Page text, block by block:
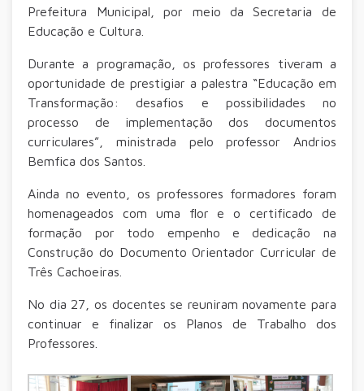
Prefeitura Municipal, por meio da Secretaria de
Educação e Cultura.
Durante a programação, os professores tiveram a
oportunidade de prestigiar a palestra “Educação em
Transformação: desafios e possibilidades no
processo de implementação dos documentos
curriculares”, ministrada pelo professor Andrios
Bemfica dos Santos.
Ainda no evento, os professores formadores foram
homenageados com uma flor e o certificado de
formação por todo empenho e dedicação na
Construção do Documento Orientador Curricular de
Três Cachoeiras.
No dia 27, os docentes se reuniram novamente para
continuar e finalizar os Planos de Trabalho dos
Professores.